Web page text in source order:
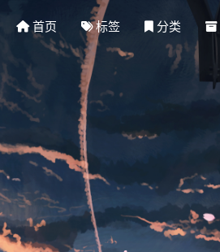
首页 标签 分类